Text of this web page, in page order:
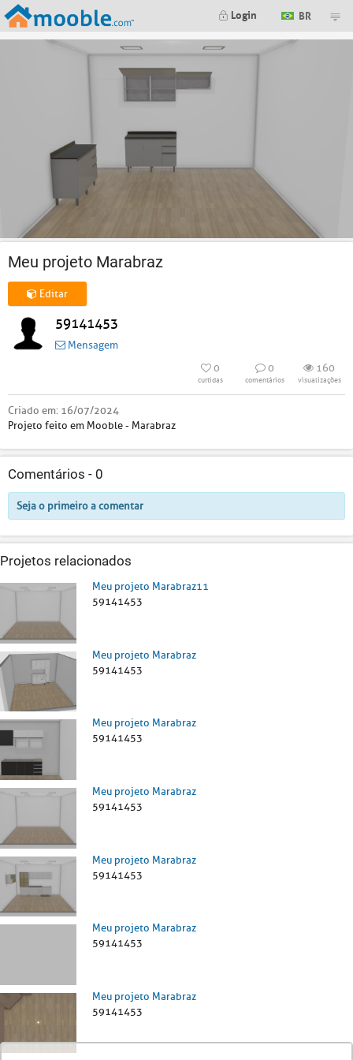
Login BR
Meu projeto Marabraz
Editar
59141453
Mensagem
0
curtidas
0
comentários
160
visualizações
Criado em: 16/07/2024
Projeto feito em Mooble - Marabraz
Comentários - 0
Seja o primeiro a comentar
Projetos relacionados
Meu projeto Marabraz11
59141453
Meu projeto Marabraz
59141453
Meu projeto Marabraz
59141453
Meu projeto Marabraz
59141453
Meu projeto Marabraz
59141453
Meu projeto Marabraz
59141453
Meu projeto Marabraz
59141453